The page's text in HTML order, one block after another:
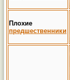
Плохие
предшественники